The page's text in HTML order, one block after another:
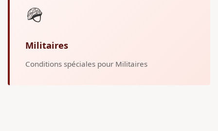
🪖
Militaires
Conditions spéciales pour Militaires